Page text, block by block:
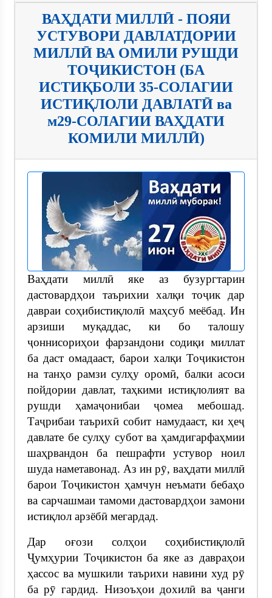
ВАҲДАТИ МИЛЛӢ - ПОЯИ
УСТУВОРИ ДАВЛАТДОРИИ
МИЛЛӢ ВА ОМИЛИ РУШДИ
ТОҶИКИСТОН (БА
ИСТИҚБОЛИ 35-СОЛАГИИ
ИСТИҚЛОЛИ ДАВЛАТӢ ва
м29-СОЛАГИИ ВАҲДАТИ
КОМИЛИ МИЛЛӢ)
Ваҳдати миллӣ яке аз бузургтарин
дастовардҳои таърихии халқи тоҷик дар
давраи соҳибистиқлолӣ маҳсуб меёбад. Ин
арзиши муқаддас, ки бо талошу
ҷоннисориҳои фарзандони содиқи миллат
ба даст омадааст, барои халқи Тоҷикистон
на танҳо рамзи сулҳу оромӣ, балки асоси
пойдории давлат, таҳкими истиқлолият ва
рушди ҳамаҷонибаи ҷомеа мебошад.
Таҷрибаи таърихӣ собит намудааст, ки ҳеҷ
давлате бе сулҳу субот ва ҳамдигарфаҳмии
шаҳрвандон ба пешрафти устувор ноил
шуда наметавонад. Аз ин рӯ, ваҳдати миллӣ
барои Тоҷикистон ҳамчун неъмати бебаҳо
ва сарчашмаи тамоми дастовардҳои замони
истиқлол арзёбӣ мегардад.
Дар оғози солҳои соҳибистиқлолӣ
Ҷумҳурии Тоҷикистон ба яке аз давраҳои
ҳассос ва мушкили таърихи навини худ рӯ
ба рӯ гардид. Низоъҳои дохилӣ ва ҷанги